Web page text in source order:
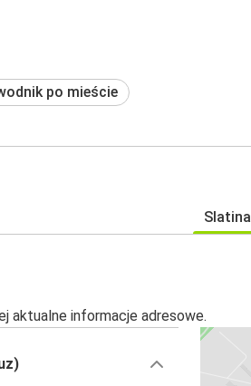
po mieście
Slatina
aktualne informacje adresowe.